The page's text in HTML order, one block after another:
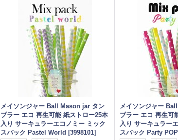
メイソンジャー Ball Mason jar タン
ブラー エコ 再生可能 紙ストロー25本
入り サーキュラーエコノミー ミック
スパック Pastel World [3998101]
メイソンジャー
ブラー エコ 再生可
入り サーキュラー
スパック Party POP